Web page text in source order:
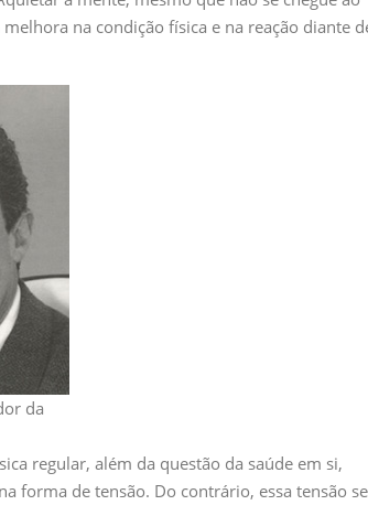
na condição física e na reação diante
da
regular, além da questão da saúde em si,
forma de tensão. Do contrário, essa tensão se